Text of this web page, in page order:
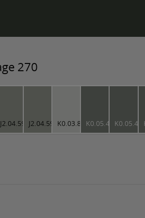
270
J2.04.59 J2.04.59 K0.03.81 K0.05.47 K0.05.47